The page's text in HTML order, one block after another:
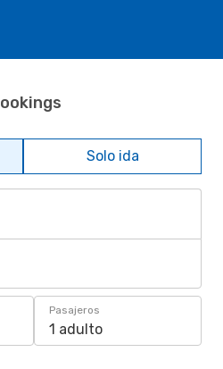
Solo ida
Pasajeros
1 adulto